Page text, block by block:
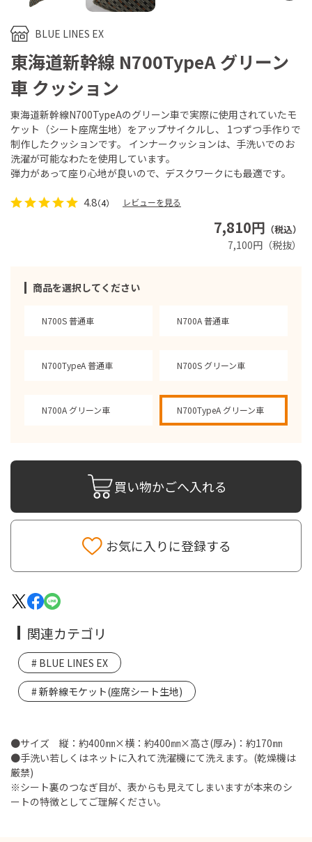
BLUE LINES EX
東海道新幹線 N700TypeA グリーン
車 クッション
7,810円 （税込）
7,100円（税抜）
商品を選択してください
N700S 普通車 N700A 普通車
N700TypeA 普通車 N700S グリーン車
N700A グリーン車 N700TypeA グリーン車
東海道新幹線N700TypeAのグリーン車で実際に使用されていたモ
ケット（シート座席生地）をアップサイクルし、 1つずつ手作りで
制作したクッションです。 インナークッションは、手洗いでのお
洗濯が可能なわたを使用しています。
弾力があって座り心地が良いので、デスクワークにも最適です。
4.8（4） レビューを見る
買い物かごへ入れる
お気に入りに登録する
●サイズ 縦：約400㎜×横：約400㎜×高さ(厚み)：約170㎜
●手洗い若しくはネットに入れて洗濯機にて洗えます。(乾燥機は
厳禁)
※シート裏のつなぎ目が、表からも見えてしまいますが本来のシ
ートの特徴としてご理解ください。
関連カテゴリ
BLUE LINES EX
新幹線モケット(座席シート生地)